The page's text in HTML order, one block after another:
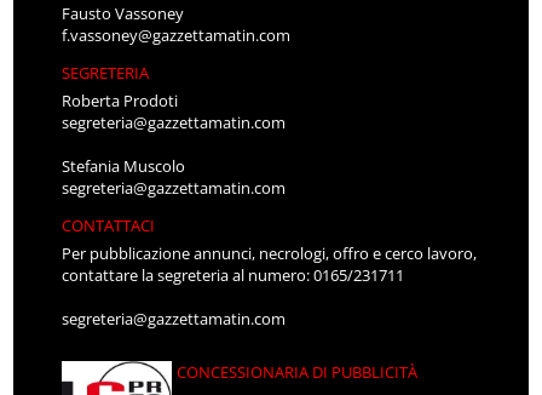
Fausto Vassoney
f.vassoney@gazzettamatin.com
SEGRETERIA
Roberta Prodoti
segreteria@gazzettamatin.com
Stefania Muscolo
segreteria@gazzettamatin.com
CONTATTACI
Per pubblicazione annunci, necrologi, offro e cerco lavoro,
contattare la segreteria al numero: 0165/231711
segreteria@gazzettamatin.com
CONCESSIONARIA DI PUBBLICITÀ